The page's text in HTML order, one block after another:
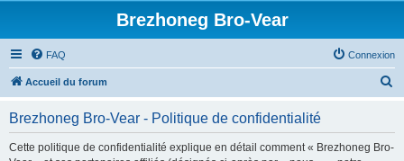
Brezhoneg Bro-Vear
FAQ Connexion
Accueil du forum
Brezhoneg Bro-Vear - Politique de confidentialité
Cette politique de confidentialité explique en détail comment « Brezhoneg Bro-